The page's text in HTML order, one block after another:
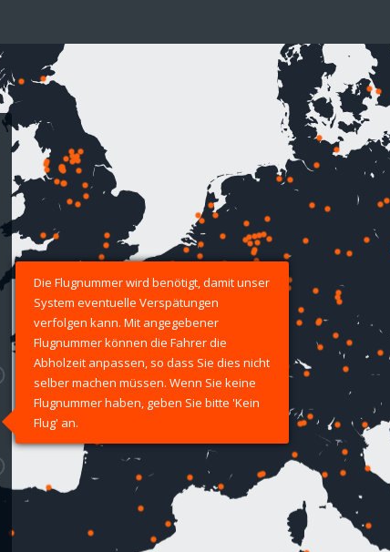
Die Flugnummer wird benötigt, damit unser
System eventuelle Verspätungen
verfolgen kann. Mit angegebener
Flugnummer können die Fahrer die
Abholzeit anpassen, so dass Sie dies nicht
selber machen müssen. Wenn Sie keine
Flugnummer haben, geben Sie bitte 'Kein
Flug' an.